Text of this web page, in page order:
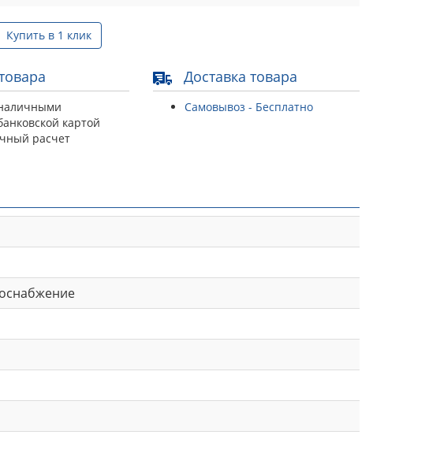
Купить в 1 клик
картой
расчет
Доставка товара
Самовывоз - Бесплатно